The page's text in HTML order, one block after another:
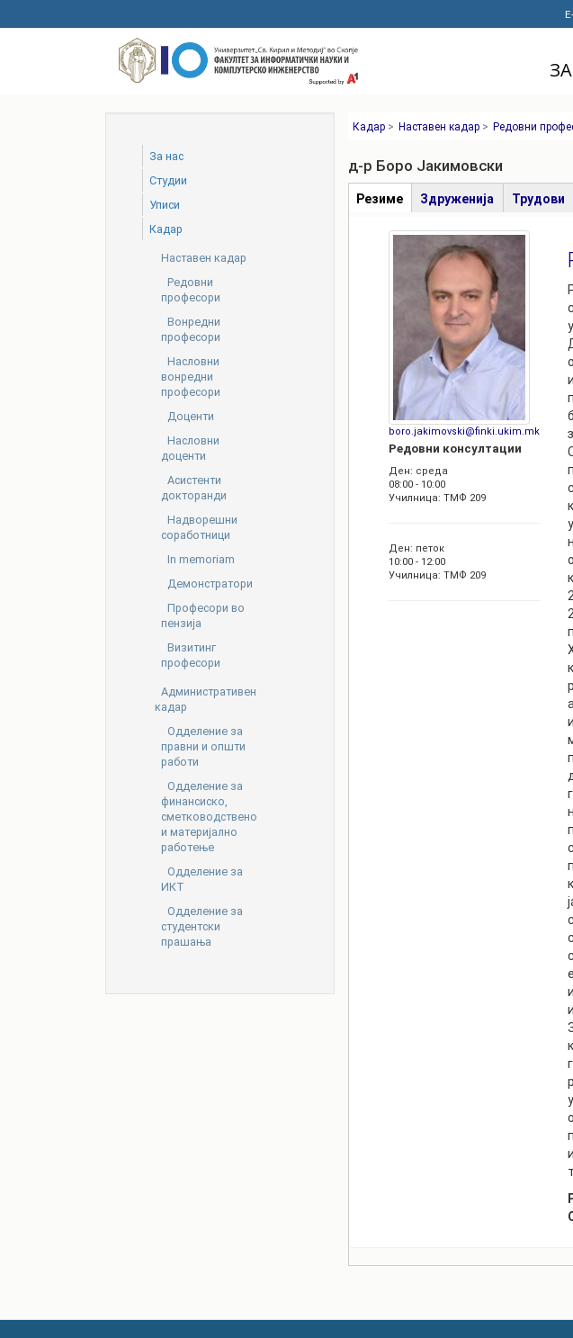
to
И
ИЗБОР
ЦЕНТРИ
За нас
Студии
Уписи
Кадар
Наставен кадар
Редовни
професори
Вонредни
професори
Насловни
вонредни
професори
Доценти
Насловни
доценти
Асистенти
докторанди
Надворешни
соработници
In memoriam
Демонстратори
Професори во
пензија
Визитинг
професори
Административен
кадар
Oдделение за
правни и општи
работи
Одделение за
финансиско,
сметководствено
и материјално
работење
Одделение за
ИКТ
Одделение за
студентски
прашања
Кадар > Наставен кадар > Редовни
д-р Боро Јакимовски
Табови
Резиме (active
tab)
Здруженија Трудови
boro.jakimovski@finki.ukim.mk
Редовни консултации
Ден: среда
08:00 - 10:00
Училница: ТМФ 209
Ден: петок
10:00 - 12:00
Училница: ТМФ 209